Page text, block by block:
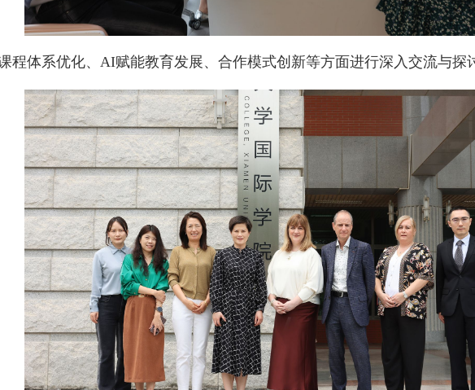
程体系优化、AI赋能教育发展、合作模式创新等方面进行深入交流与探